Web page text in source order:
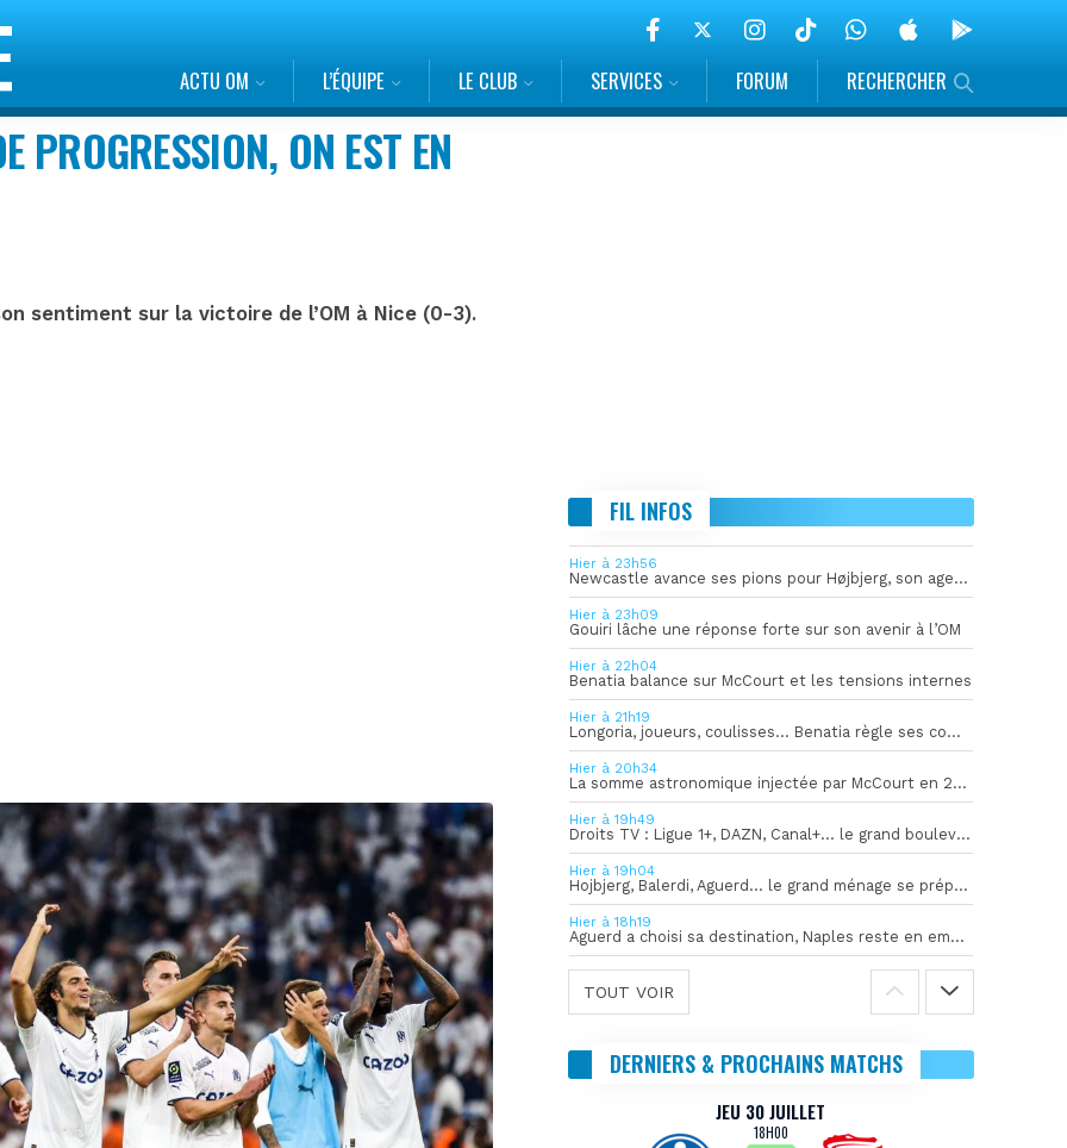
ACTU OM L’ÉQUIPE LE CLUB SERVICES FORUM RECHERCHER
PROGRESSION, ON EST EN
sentiment sur la victoire de l’OM à Nice (0-3).
FIL INFOS
Hier à 23h56
Newcastle avance ses pions pour Højbjerg, son agent sort du silence
Hier à 23h09
Gouiri lâche une réponse forte sur son avenir à l’OM
Hier à 22h04
Benatia balance sur McCourt et les tensions internes
Hier à 21h19
Longoria, joueurs, coulisses… Benatia règle ses comptes !
Hier à 20h34
La somme astronomique injectée par McCourt en 2026 pour soutenir l’OM
Hier à 19h49
Droits TV : Ligue 1+, DAZN, Canal+… le grand bouleversement
Hier à 19h04
Hojbjerg, Balerdi, Aguerd… le grand ménage se prépare
Hier à 18h19
Aguerd a choisi sa destination, Naples reste en embuscade
TOUT VOIR
DERNIERS & PROCHAINS MATCHS
DIM 30 AOÛT
20H45
JEU 30 JUILLET
18H00